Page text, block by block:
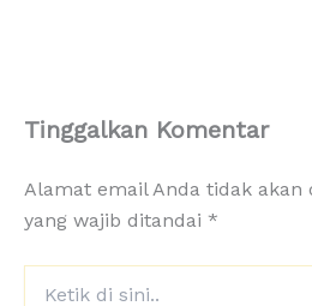
Tinggalkan Komentar
Alamat email Anda tidak akan
yang wajib ditandai *